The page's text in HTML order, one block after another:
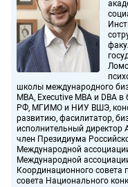
школы международного
MBA, Executive MBA и DBA
РФ, МГИМО и НИУ ВШЭ,
развитию, фасилитатор,
исполнительный директор
член Президиума
Международной
Международной
Координационного совета
совета Национального